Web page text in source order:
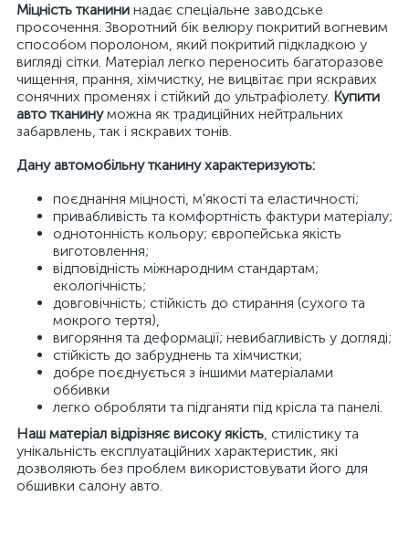
Міцність тканини надає спеціальне заводське
просочення. Зворотний бік велюру покритий вогневим
способом поролоном, який покритий підкладкою у
вигляді сітки. Матеріал легко переносить багаторазове
чищення, прання, хімчистку, не вицвітає при яскравих
сонячних променях і стійкий до ультрафіолету. Купити
авто тканинуможна як традиційних нейтральних
забарвлень, так і яскравих тонів.
Дану автомобільну тканину характеризують:
поєднання міцності, м'якості та еластичності;
привабливість та комфортність фактури матеріалу;
однотонність кольору; європейська якість
виготовлення;
відповідність міжнародним стандартам;
екологічність;
довговічність; стійкість до стирання (сухого та
мокрого тертя),
вигоряння та деформації; невибагливість у догляді;
стійкість до забруднень та хімчистки;
добре поєднується з іншими матеріалами
оббивки
легко обробляти та підганяти під крісла та панелі.
Наш матеріал відрізняє високу якість, стилістику та
унікальність експлуатаційних характеристик, які
дозволяють без проблем використовувати його для
обшивки салону авто.